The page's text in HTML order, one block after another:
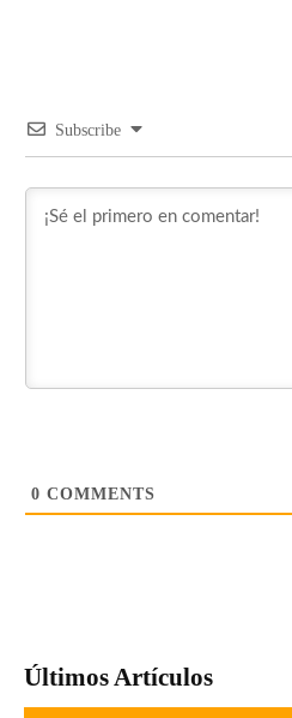
Subscribe
0 COMMENTS
Últimos Artículos